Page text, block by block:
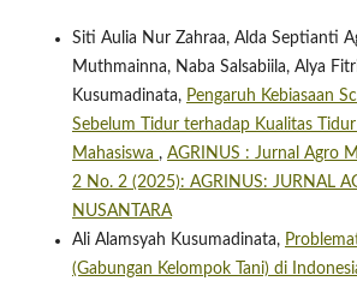
Siti Aulia Nur Zahraa, Alda Septianti
Muthmainna, Naba Salsabiila, Alya
Kusumadinata, Pengaruh Kebiasaan
Sebelum Tidur terhadap Kualitas
Mahasiswa , AGRINUS : Jurnal Agro
2 No. 2 (2025): AGRINUS: JURNAL
NUSANTARA
Ali Alamsyah Kusumadinata,
(Gabungan Kelompok Tani) di